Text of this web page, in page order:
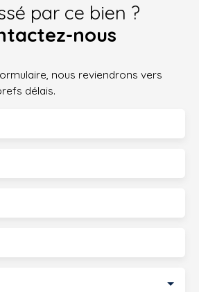
par ce bien ?
nous
nous reviendrons vers
délais.